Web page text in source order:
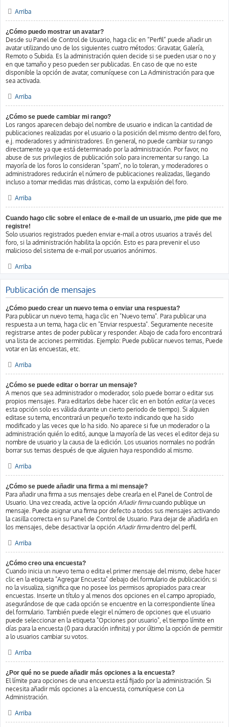
Arriba
¿Cómo puedo mostrar un avatar?
Desde su Panel de Control de Usuario, haga clic en “Perfil” puede añadir un
avatar utilizando uno de los siguientes cuatro métodos: Gravatar, Galería,
Remoto o Subida. Es la administración quien decide si se pueden usar o no y
en que tamaño y peso pueden ser publicadas. En caso de que no este
disponible la opción de avatar, comuníquese con La Administración para que
sea activada.
Arriba
¿Cómo se puede cambiar mi rango?
Los rangos aparecen debajo del nombre de usuario e indican la cantidad de
publicaciones realizadas por el usuario o la posición del mismo dentro del foro,
e.j. moderadores y administradores. En general, no puede cambiar su rango
directamente ya que está determinado por la administración. Por favor, no
abuse de sus privilegios de publicación solo para incrementar su rango. La
mayoría de los foros lo consideran "spam", no lo toleran, y moderadores o
administradores reducirán el número de publicaciones realizadas, llegando
incluso a tomar medidas mas drásticas, como la expulsión del foro.
Arriba
Cuando hago clic sobre el enlace de e-mail de un usuario, ¡me pide que me
registre!
Solo usuarios registrados pueden enviar e-mail a otros usuarios a través del
foro, si la administración habilita la opción. Esto es para prevenir el uso
malicioso del sistema de e-mail por usuarios anónimos.
Arriba
Publicación de mensajes
¿Cómo puedo crear un nuevo tema o enviar una respuesta?
Para publicar un nuevo tema, haga clic en "Nuevo tema". Para publicar una
respuesta a un tema, haga clic en "Enviar respuesta". Seguramente necesite
registrarse antes de poder publicar y responder. Abajo de cada foro encontrará
una lista de acciones permitidas. Ejemplo: Puede publicar nuevos temas, Puede
votar en las encuestas, etc.
Arriba
¿Cómo se puede editar o borrar un mensaje?
A menos que sea administrador o moderador, solo puede borrar o editar sus
propios mensajes. Para editarlos debe hacer clic en en botón editar(a veces
esta opción solo es válida durante un cierto periodo de tiempo). Si alguien
editase su tema, encontrará un pequeño texto indicando que ha sido
modificado y las veces que lo ha sido. No aparece si fue un moderador o la
administración quién lo editó, aunque la mayoría de las veces el editor deja su
nombre de usuario y la causa de la edición. Los usuarios normales no podrán
borrar sus temas después de que alguien haya respondido al mismo.
Arriba
¿Cómo se puede añadir una firma a mi mensaje?
Para añadir una firma a sus mensajes debe crearla en el Panel de Control de
Usuario. Una vez creada, active la opción Añadir firmacuando publique un
mensaje. Puede asignar una firma por defecto a todos sus mensajes activando
la casilla correcta en su Panel de Control de Usuario. Para dejar de añadirla en
los mensajes, debe desactivar la opción Añadir firmadentro del perfil.
Arriba
¿Cómo creo una encuesta?
Cuando inicia un nuevo tema o edita el primer mensaje del mismo, debe hacer
clic en la etiqueta "Agregar Encuesta" debajo del formulario de publicación; si
no la visualiza, significa que no posee los permisos apropiados para crear
encuestas. Inserte un título y al menos dos opciones en el campo apropiado,
asegurándose de que cada opción se encuentre en la correspondiente línea
del formulario. También puede elegir el número de opciones que el usuario
puede seleccionar en la etiqueta "Opciones por usuario", el tiempo límite en
días para la encuesta (0 para duración infinita) y por último la opción de permitir
a lo usuarios cambiar su votos.
Arriba
¿Por qué no se puede añadir más opciones a la encuesta?
El límite para opciones de una encuesta está fijado por la administración. Si
necesita añadir más opciones a la encuesta, comuníquese con La
Administración.
Arriba